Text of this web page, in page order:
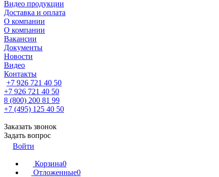
Видео продукции
Доставка и оплата
О компании
О компании
Вакансии
Документы
Новости
Видео
Контакты
+7 926 721 40 50
+7 926 721 40 50
8 (800) 200 81 99
+7 (495) 125 40 50
Заказать звонок
Задать вопрос
Войти
Корзина0
Отложенные0